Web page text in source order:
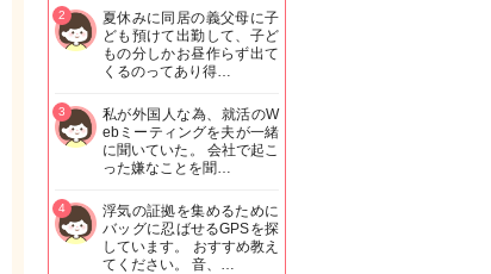
夏休みに同居の義父母に子
ども預けて出勤して、子ど
もの分しかお昼作らず出て
くるのってあり得…
2
私が外国人な為、就活のW
ebミーティングを夫が一緒
に聞いていた。 会社で起こ
った嫌なことを聞…
3
浮気の証拠を集めるために
バッグに忍ばせるGPSを探
しています。 おすすめ教え
てください。 音、…
4